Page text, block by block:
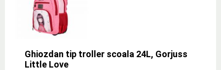
Ghiozdan tip troller scoala 24L, Gorjuss
Little Love